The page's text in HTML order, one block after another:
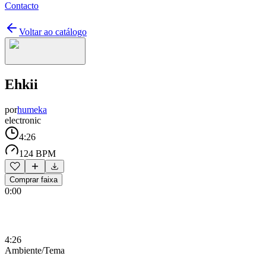
Contacto
Voltar ao catálogo
Ehkii
porhumeka
electronic
4:26
124 BPM
Comprar faixa
0:00
4:26
Ambiente/Tema